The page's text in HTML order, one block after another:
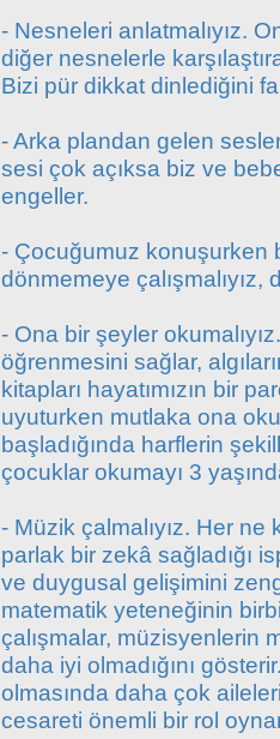
- Nesneleri anlatmalıyız.
diğer nesnelerle
Bizi pür dikkat dinlediğini
- Arka plandan gelen
sesi çok açıksa biz ve
engeller.
- Çocuğumuz konuşurken
dönmemeye çalışmalıyız,
- Ona bir şeyler
öğrenmesini sağlar,
kitapları hayatımızın bir
uyuturken mutlaka ona
başladığında harflerin
çocuklar okumayı 3
- Müzik çalmalıyız. Her
parlak bir zekâ sağladığı
ve duygusal gelişimini
matematik yeteneğinin
çalışmalar, müzisyenlerin
daha iyi olmadığını
olmasında daha çok
cesareti önemli bir rol